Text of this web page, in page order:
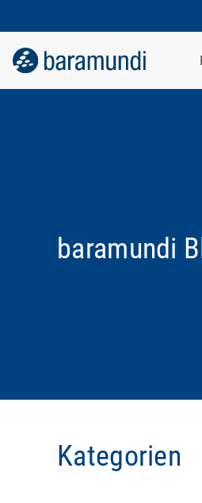
baramundi
Kategorien